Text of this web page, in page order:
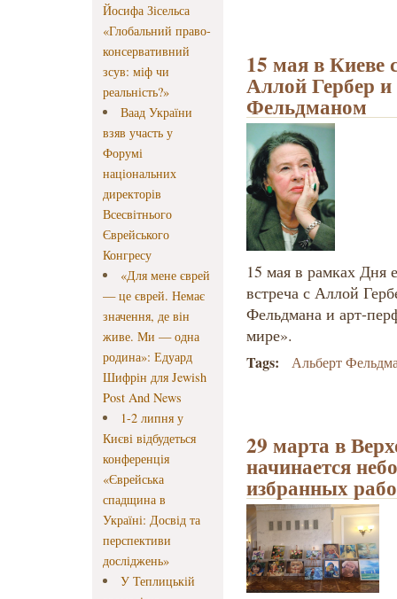
Йосифа Зісельса
«Глобальний право-
консервативний
зсув: міф чи
реальність?»
Ваад України
взяв участь у
Форумі
національних
директорів
Всесвітнього
Єврейського
Конгресу
«Для мене єврей
— це єврей. Немає
значення, де він
живе. Ми — одна
родина»: Едуард
Шифрін для Jewish
Post And News
1-2 липня у
Києві відбудеться
конференція
«Єврейська
спадщина в
Україні: Досвід та
перспективи
досліджень»
У Теплицькій
15 мая в Киеве
Аллой Гербер
Фельдманом
15 мая в рамках Дня
встреча с Аллой
Фельдмана и арт-
мире».
Tags: Альберт
29 марта в
начинается
избранных